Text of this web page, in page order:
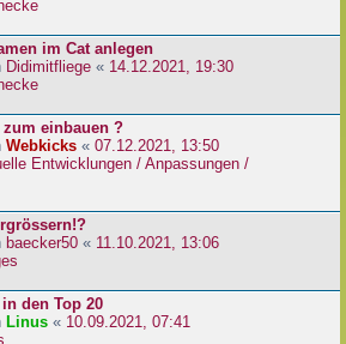
im Cat anlegen
Didimitfliege « 14.12.2021, 19:30
einbauen ?
Webkicks « 07.12.2021, 13:50
Entwicklungen / Anpassungen /
baecker50 « 11.10.2021, 13:06
den Top 20
Linus « 10.09.2021, 07:41